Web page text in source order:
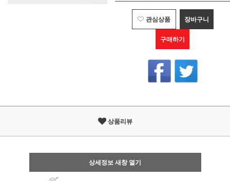
관심상품 장바구니
구매하기
상품리뷰
상세정보 새창 열기